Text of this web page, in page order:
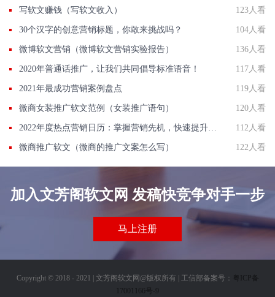
写软文赚钱（写软文收入） 123人看
30个汉字的创意营销标题，你敢来挑战吗？ 104人看
微博软文营销（微博软文营销实验报告） 136人看
2020年普通话推广，让我们共同倡导标准语音！ 117人看
2021年最成功营销案例盘点 119人看
微商女装推广软文范例（女装推广语句） 120人看
112人看
微商推广软文（微商的推广文案怎么写） 122人看
加入文芳阁软文网 发稿快竞争对手一步
马上注册
Copyright © 2018 - 2021 | 文芳阁软文网@版权所有 | 工信部备案号： 粤ICP备
17001166号-9